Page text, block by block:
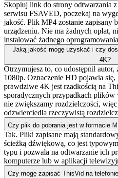
Skopiuj link do strony odtwarzania
serwisu FSAVED, poczekaj na
jakość. Plik MP4 zostanie zapisany
urządzeniu. Nie ma żadnych opłat,
instalować żadnego
Jaką jakość mogę uzyskać i czy
4K?
Otrzymujesz to, co udostępnił
1080p. Oznaczenie HD pojawia się,
prawdziwe 4K jest rzadkością na
sporadycznych przypadkach
nie zwiększamy rozdzielczości,
odzwierciedla rzeczywistą
Czy plik do pobrania jest w formacie
Tak. Pliki zapisane mają
ścieżką dźwiękową, co jest
typu i pozwala na odtwarzanie ich
komputerze lub w aplikacji
Czy mogę zapisać ThisVid na